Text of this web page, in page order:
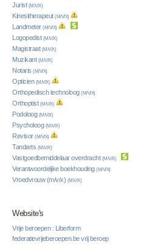
Jurist (M/V/X)
Kinesitherapeut (M/V/X)
Landmeter (M/V/X)
Logopedist (M/V/X)
Magistraat (M/V/X)
Muzikant (M/V/X)
Notaris (M/V/X)
Opticien (M/V/X)
Orthopedisch technoloog (M/V/X)
Orthoptist (M/V/X)
Podoloog (M/V/X)
Psycholoog (M/V/X)
Revisor (M/V/X)
Tandarts (M/V/X)
Vastgoedbemiddelaar overdracht (M/V/X)
Verantwoordelijke boekhouding (M/V/X)
Vroedvrouw (m/v/x) (M/V/X)
Website's
Vrije beroepen : Liberform
federatievrijeberoepen.be vrij beroep